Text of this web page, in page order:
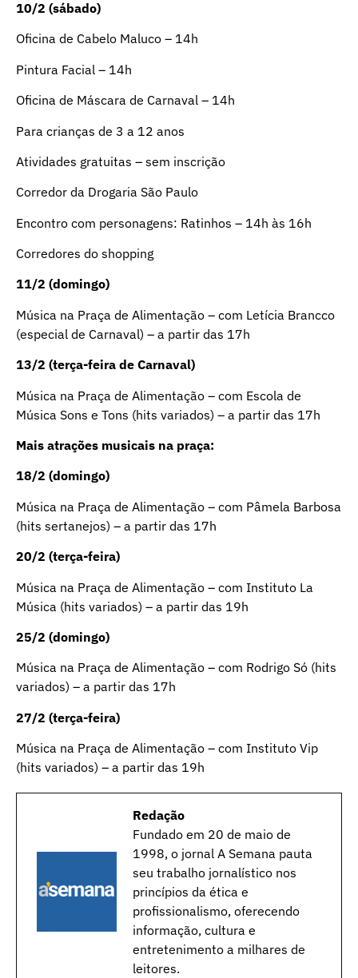
10/2 (sábado)
Oficina de Cabelo Maluco – 14h
Pintura Facial – 14h
Oficina de Máscara de Carnaval – 14h
Para crianças de 3 a 12 anos
Atividades gratuitas – sem inscrição
Corredor da Drogaria São Paulo
Encontro com personagens: Ratinhos – 14h às 16h
Corredores do shopping
11/2 (domingo)
Música na Praça de Alimentação – com Letícia Brancco
(especial de Carnaval) – a partir das 17h
13/2 (terça-feira de Carnaval)
Música na Praça de Alimentação – com Escola de
Música Sons e Tons (hits variados) – a partir das 17h
Mais atrações musicais na praça:
18/2 (domingo)
Música na Praça de Alimentação – com Pâmela Barbosa
(hits sertanejos) – a partir das 17h
20/2 (terça-feira)
Música na Praça de Alimentação – com Instituto La
Música (hits variados) – a partir das 19h
25/2 (domingo)
Música na Praça de Alimentação – com Rodrigo Só (hits
variados) – a partir das 17h
27/2 (terça-feira)
Música na Praça de Alimentação – com Instituto Vip
(hits variados) – a partir das 19h
Redação
Fundado em 20 de maio de
1998, o jornal A Semana pauta
seu trabalho jornalístico nos
princípios da ética e
profissionalismo, oferecendo
informação, cultura e
entretenimento a milhares de
leitores.